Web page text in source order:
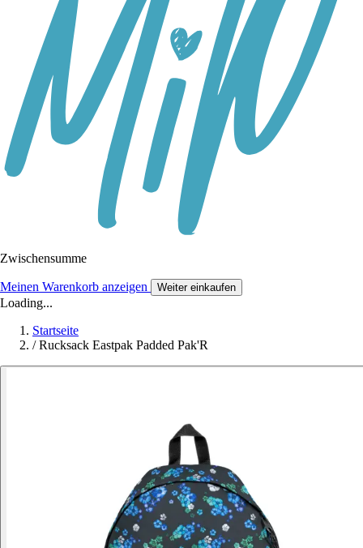
Zwischensumme
Meinen Warenkorb anzeigen Weiter einkaufen
Loading...
Startseite
/ Rucksack Eastpak Padded Pak'R